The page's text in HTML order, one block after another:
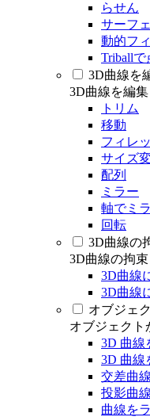
らせん
サーフ
動的フ
Triballで
3D曲線を
3D曲線を編集
トリム
移動
フィレ
サイズ
配列
ミラー
軸でミ
回転
3D曲線の
3D曲線の拘束
3D曲線
3D曲線
オブジェ
オブジェクト
3D 曲線
3D 曲線
交差曲線
投影曲線
曲線を